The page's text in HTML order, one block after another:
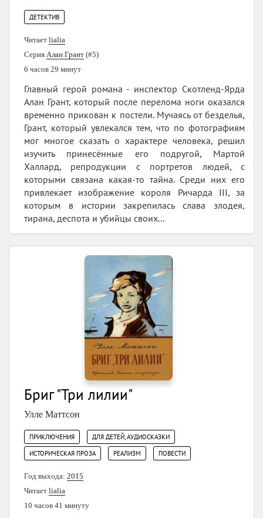
ДЕТЕКТИВ
Читает lialia
Серия Алан Грант (#5)
6 часов 29 минут
Главный герой романа - инспектор Скотленд-Ярда
Алан Грант, который после перелома ноги оказался
временно прикован к постели. Мучаясь от безделья,
Грант, который увлекался тем, что по фотографиям
мог многое сказать о характере человека, решил
изучить принесённые его подругой, Мартой
Халлард, репродукции с портретов людей, с
которыми связана какая-то тайна. Среди них его
привлекает изображение короля Ричарда III, за
которым в истории закрепилась слава злодея,
тирана, деспота и убийцы своих...
Бриг "Три лилии"
Улле Маттсон
ПРИКЛЮЧЕНИЯ ДЛЯ ДЕТЕЙ, АУДИОСКАЗКИ
ИСТОРИЧЕСКАЯ ПРОЗА РЕАЛИЗМ ПОВЕСТИ
Год выхода: 2015
Читает lialia
10 часов 41 минуту